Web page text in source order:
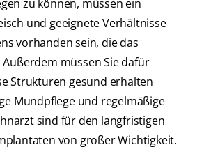
zu können, müssen ein
und geeignete Verhältnisse
vorhanden sein, die das
müssen Sie dafür
Strukturen gesund erhalten
Mundpflege und regelmäßige
sind für den langfristigen
von großer Wichtigkeit.